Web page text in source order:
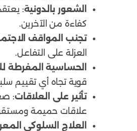
الشعور بالدونية:
كفاءة من الآخرين.
تجنب المواقف
العزلة على التفاعل.
الحساسية المفرطة
قوية تجاه أي تقييم
تأثير على العلاقات:
علاقات حميمة
العلاج السلوكي